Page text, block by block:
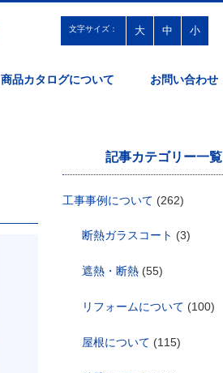
文字サイズ： 大 中 小
商品カタログについて お問い合わせ
記事カテゴリー一覧
工事事例について (262)
断熱ガラスコート (3)
遮熱・断熱 (55)
リフォームについて (100)
屋根について (115)